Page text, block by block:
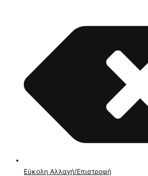
Εύκολη Αλλαγή/Επιστροφή